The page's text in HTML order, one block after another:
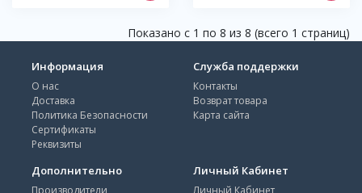
Показано с 1 по 8 из 8 (всего 1 страниц)
Информация
О нас
Доставка
Политика Безопасности
Сертификаты
Реквизиты
Служба поддержки
Контакты
Возврат товара
Карта сайта
Дополнительно
Производители
Личный Кабинет
Личный Кабинет